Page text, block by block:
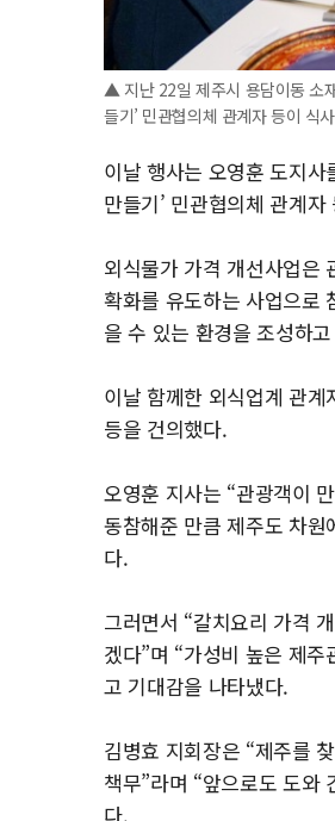
▲ 지난 22일 제주시 용담이동 소
들기’ 민관협의체 관계자 등이 식
이날 행사는 오영훈 도지
만들기’ 민관협의체 관계
외식물가 가격 개선사업은
확화를 유도하는 사업으로
을 수 있는 환경을 조성하
이날 함께한 외식업계 관
등을 건의했다.
오영훈 지사는 “관광객이
동참해준 만큼 제주도 차
다.
그러면서 “갈치요리 가격
겠다”며 “가성비 높은 제
고 기대감을 나타냈다.
김병효 지회장은 “제주를
책무”라며 “앞으로도 도와
다.